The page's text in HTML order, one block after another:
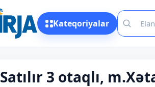
Kateqoriyalar
Satılır 3 otaqlı,